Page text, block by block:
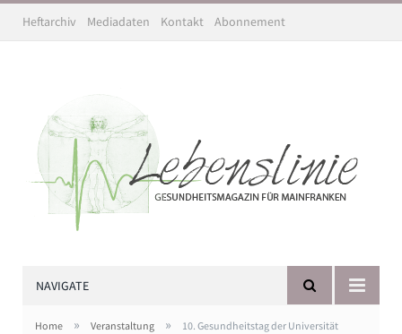
Heftarchiv Mediadaten Kontakt Abonnement
NAVIGATE
Home » Veranstaltung »
10. Gesundheitstag der Universität